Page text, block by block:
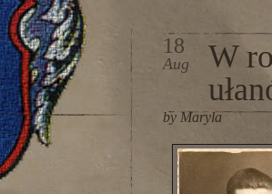
18
Aug
W
by Maryla